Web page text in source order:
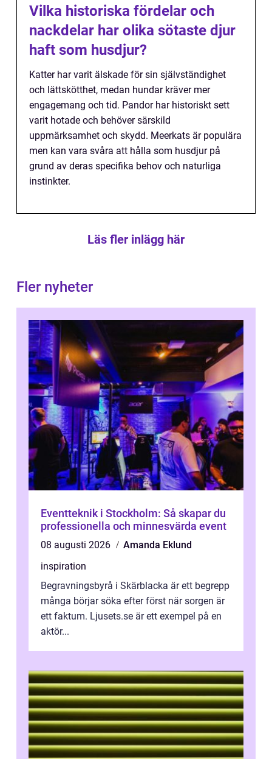
Vilka historiska fördelar och
nackdelar har olika sötaste djur
haft som husdjur?
Katter har varit älskade för sin självständighet
och lättskötthet, medan hundar kräver mer
engagemang och tid. Pandor har historiskt sett
varit hotade och behöver särskild
uppmärksamhet och skydd. Meerkats är populära
men kan vara svåra att hålla som husdjur på
grund av deras specifika behov och naturliga
instinkter.
Läs fler inlägg här
Fler nyheter
Eventteknik i Stockholm: Så skapar du
professionella och minnesvärda event
08 augusti 2026
Amanda Eklund
inspiration
Begravningsbyrå i Skärblacka är ett begrepp
många börjar söka efter först när sorgen är
ett faktum. Ljusets.se är ett exempel på en
aktör...